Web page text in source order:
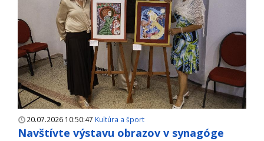
20.07.2026 10:50:47 Kultúra a šport
Navštívte výstavu obrazov v synagóge